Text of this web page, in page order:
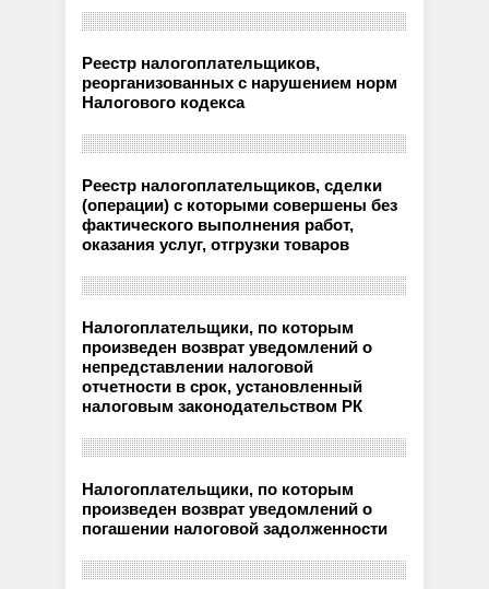
Реестр налогоплательщиков,
реорганизованных с нарушением норм
Налогового кодекса
Реестр налогоплательщиков, сделки
(операции) с которыми совершены без
фактического выполнения работ,
оказания услуг, отгрузки товаров
Налогоплательщики, по которым
произведен возврат уведомлений о
непредставлении налоговой
отчетности в срок, установленный
налоговым законодательством РК
Налогоплательщики, по которым
произведен возврат уведомлений о
погашении налоговой задолженности